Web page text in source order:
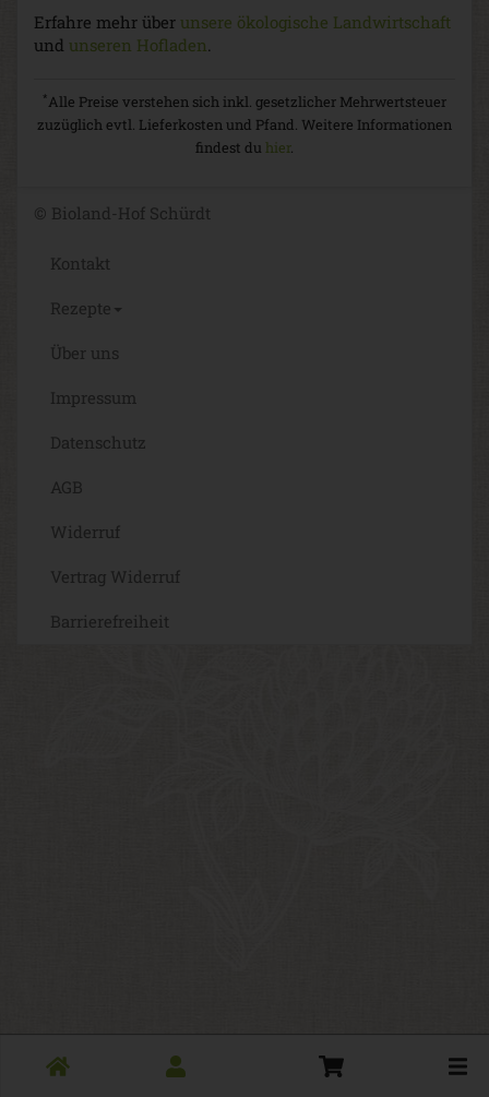
Erfahre mehr über unsere ökologische Landwirtschaft
und unseren Hofladen
*Alle Preise verstehen sich inkl. gesetzlicher Mehrwertsteuer
zuzüglich evtl. Lieferkosten und Pfand. Weitere Informationen
findest du hier.
© Bioland-Hof Schürdt
Kontakt
Rezepte
Über uns
Impressum
Datenschutz
AGB
Widerruf
Vertrag Widerruf
Barrierefreiheit
Toggle